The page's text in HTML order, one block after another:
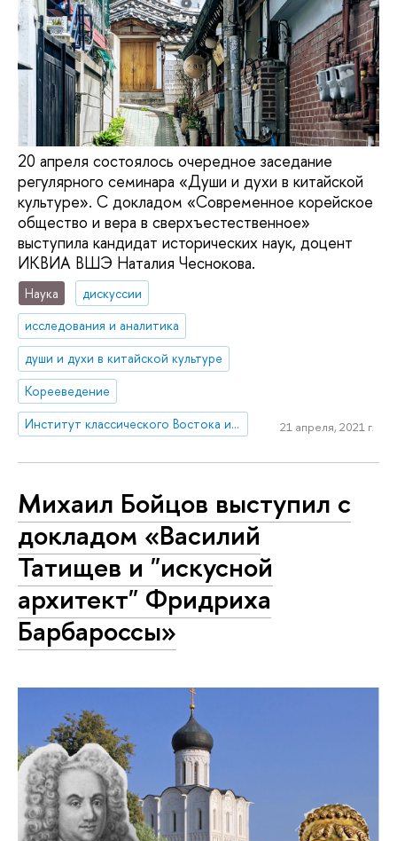
20 апреля состоялось очередное заседание
регулярного семинара «Души и духи в китайской
культуре». С докладом «Современное корейское
общество и вера в сверхъестественное»
выступила кандидат исторических наук, доцент
ИКВИА ВШЭ Наталия Чеснокова.
Наука
дискуссии
исследования и аналитика
души и духи в китайской культуре
Корееведение
Институт классического Востока и античности
21 апреля, 2021 г.
Михаил Бойцов выступил с
докладом «Василий
Татищев и "искусной
архитект" Фридриха
Барбароссы»